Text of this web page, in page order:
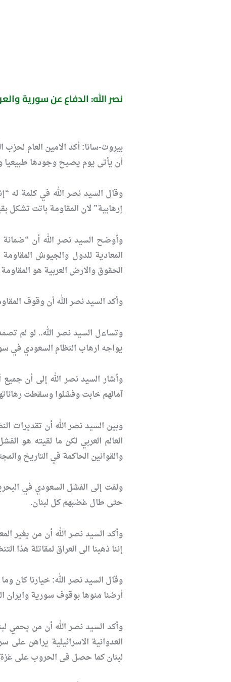
نصر الله: الدفاع عن سورية
بيروت-سانا: أكد الامين العام
أن يأتى يوم يصبح وجودها طبيعيا
وقال السيد نصر الله في كلمة له
إرهابية” لان المقاومة باتت تشكل
وأوضح السيد نصر الله أن
المعادية للدول والجيوش
الحقوق والارض العربية هو
وأكد السيد نصر الله أن وقوف
وتساءل السيد نصر الله.. لو لم
يواجه ارهاب النظام السعودي في
وأشار السيد نصر الله إلى أن
آمالهم خابت وفشلوا وسقطت
وبين السيد نصر الله أن تقديرات
العالم العربي لكن ما لقيته هو
والقوانين الحاكمة في التاريخ
حتى طال غضبهم كل لبنان.
وأكد السيد نصر الله أن من يغير
إننا ذهبنا الى العراق لمقاتلة
وقال السيد نصر الله: خيارنا كان
أرضنا منوها بوقوف سورية وايران
وأكد السيد نصر الله أن من يحمي
لبنان كما حصل فى الحروب على